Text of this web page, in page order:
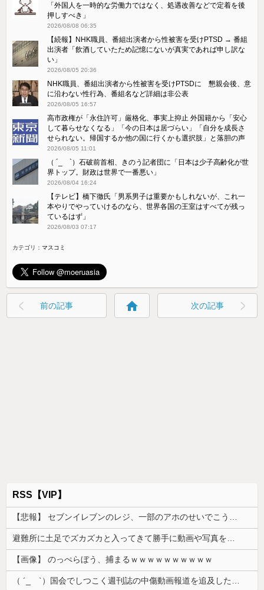
「外国人を一時的な労働力ではなく、処遇改善などで定着を後
押しすべき」
2026/08/08 06:35
【続報】NHK職員、番組出演者から性被害を受けPTSD → 番組
出演者「飲酒していたため記憶にないが真実であれば申し訳な
い」
2026/08/05 20:36
NHK職員、番組出演者から性被害を受けPTSDに 懇親会後、意
に沿わない性行為、番組名など詳細は非公表
2026/08/05 16:57
高市政権が「永住許可」厳格化、事実上抑止 外国籍から「安心
して暮らせなくなる」「今の日本は居づらい」「自分を成長さ
せられない。帰国するか他の国に行くかも選択肢」と落胆の声
2026/08/05 11:01
（ ´_ゝ`）石破前首相、きのう記者団に「日本は少子高齢化が世
界トップ。財政は世界で一番悪い」
2026/08/04 16:24
【テレビ】橋下徹氏「男系男子は重要かもしれないが、これ一
本やりでやっていけるのなら、世界各国の王室はすべてが残っ
ているはず」
2026/08/03 07:17
カテゴリ：マスコミ
前の記事 home 次の記事
RSS【VIP】
【画像】 のっぺらぼう、捕まるｗｗｗｗｗｗｗｗｗｗ